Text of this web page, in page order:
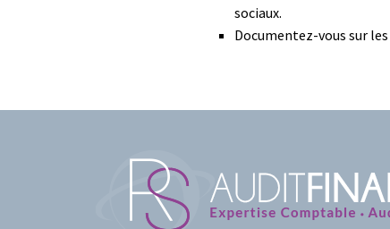
sociaux.
Documentez-vous sur les